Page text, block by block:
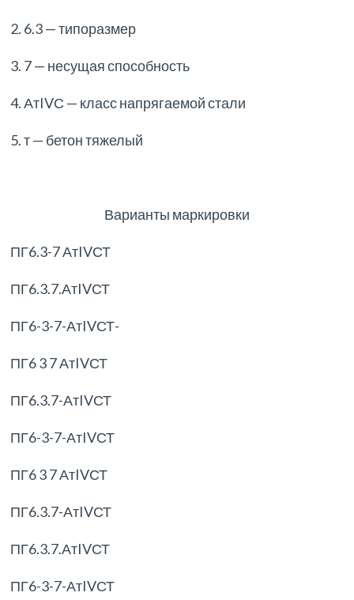
2. 6.3 — типоразмер
3. 7 — несущая способность
4. АтIVС — класс напрягаемой стали
5. т — бетон тяжелый
Варианты маркировки
ПГ6.3-7 АтIVСТ
ПГ6.3.7.АтIVСТ
ПГ6-3-7-АтIVСТ-
ПГ6 3 7 АтIVСТ
ПГ6.3.7-АтIVСТ
ПГ6-3-7-АтIVСТ
ПГ6 3 7 АтIVСТ
ПГ6.3.7-АтIVСТ
ПГ6.3.7.АтIVСТ
ПГ6-3-7-АтIVСТ